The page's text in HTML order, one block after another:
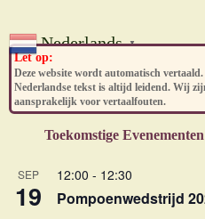
Nederlands ▼
Let op:
Deze website wordt automatisch vertaald.
Nederlandse tekst is altijd leidend. Wij
aansprakelijk voor vertaalfouten.
Toekomstige Evenementen
SEP
19
12:00 - 12:30
Pompoenwedstrijd